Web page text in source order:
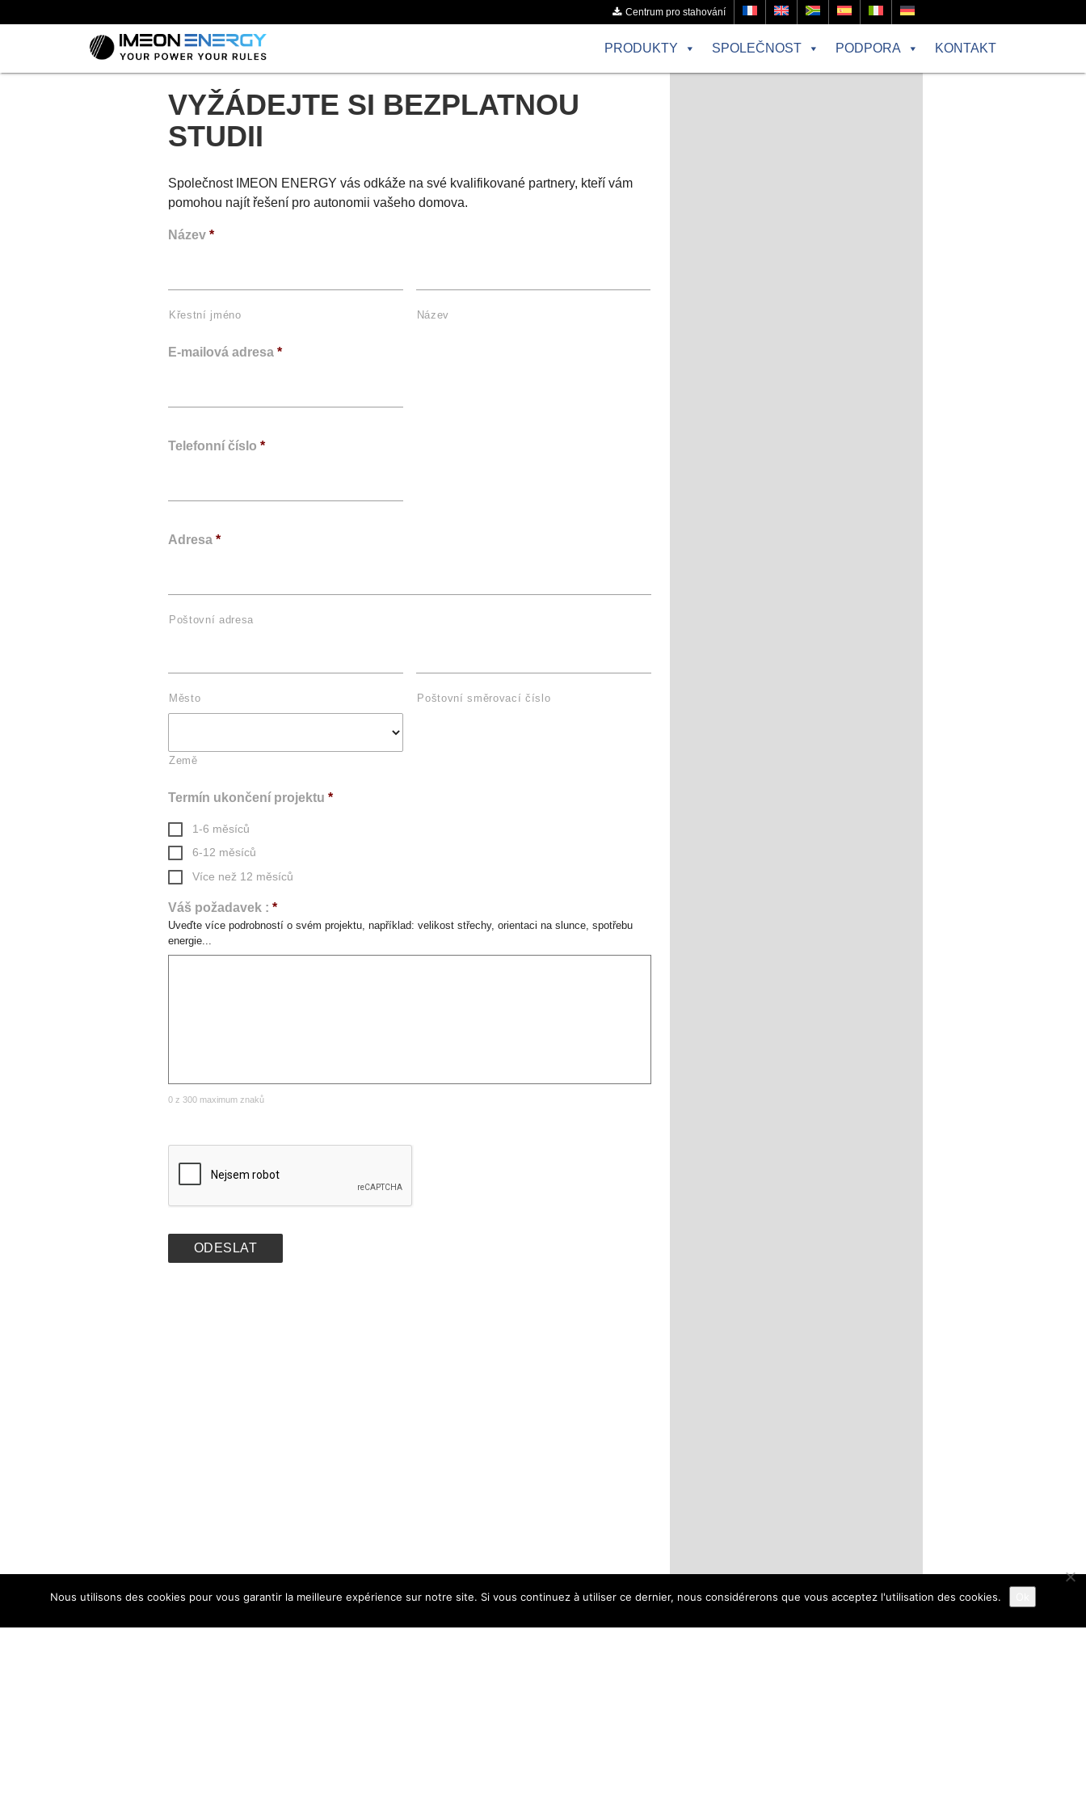
Centrum pro stahování
PRODUKTY SPOLEČNOST PODPORA KONTAKT
VYŽÁDEJTE SI BEZPLATNOU
STUDII
Společnost IMEON ENERGY vás odkáže na své kvalifikované partnery, kteří vám
pomohou najít řešení pro autonomii vašeho domova.
Název *
Křestní jméno Název
E-mailová adresa *
Telefonní číslo *
Adresa *
Poštovní adresa
Město Poštovní směrovací číslo
Země
Termín ukončení projektu *
1-6 měsíců
6-12 měsíců
Více než 12 měsíců
Váš požadavek : *
Uveďte více podrobností o svém projektu, například: velikost střechy, orientaci na slunce, spotřebu
energie...
0 z 300 maximum znaků
Nous utilisons des cookies pour vous garantir la meilleure expérience sur notre site. Si vous continuez à utiliser ce dernier, nous considérerons que vous acceptez l'utilisation des cookies.